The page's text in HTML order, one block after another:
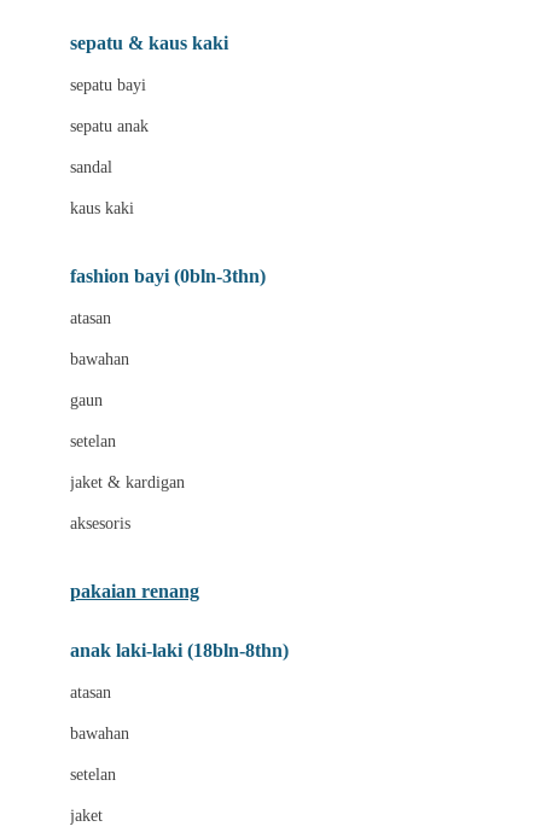
Beauty Barn
Bio Oil
Biolane
Bizzi Growin
Blooming Marvellous
Bravado
Buds Organics
Bugaboo
C
sepatu & kaus kaki
sepatu bayi
sepatu anak
sandal
kaus kaki
fashion bayi (0bln-3thn)
atasan
bawahan
gaun
setelan
jaket & kardigan
aksesoris
pakaian renang
anak laki-laki (18bln-8thn)
atasan
bawahan
setelan
jaket